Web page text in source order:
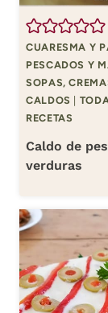
CUARESMA Y
PESCADOS Y
SOPAS,
CALDOS
RECETAS
Caldo de
verduras